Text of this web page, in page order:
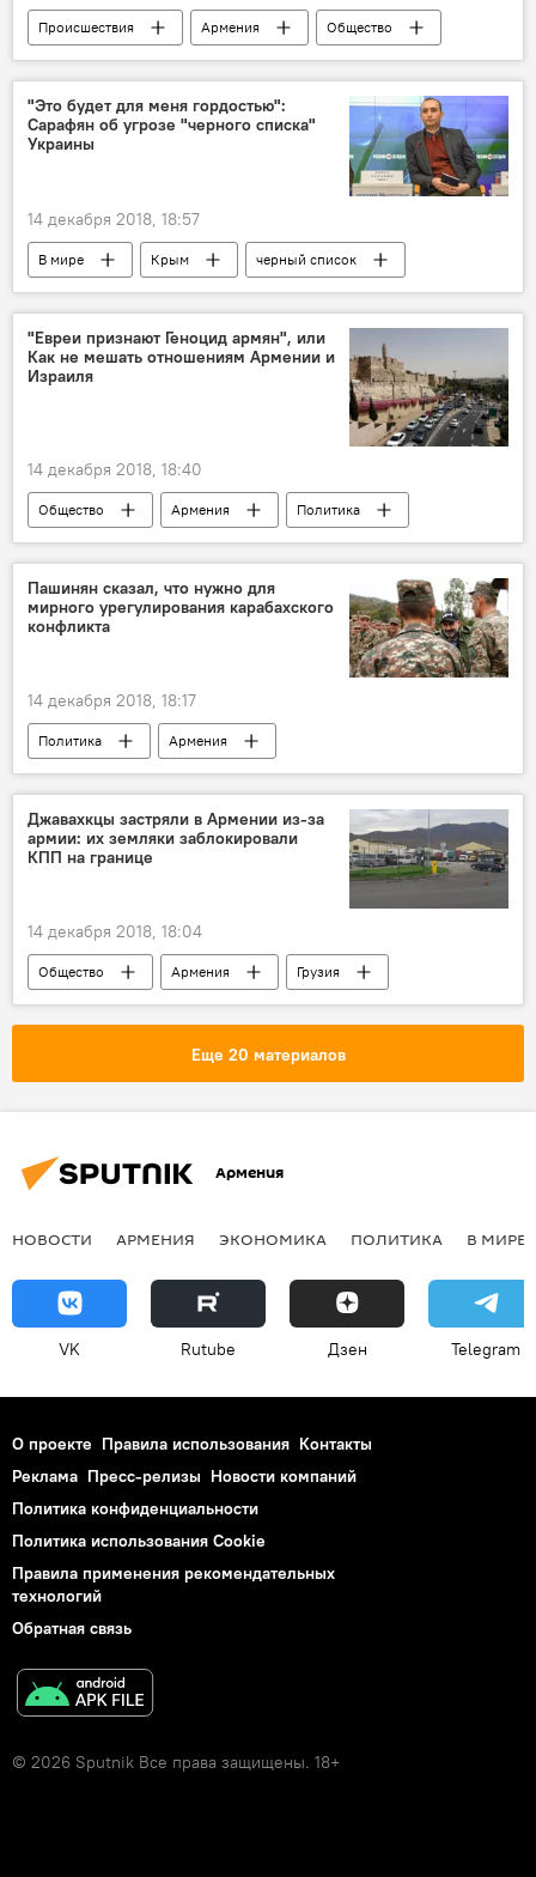
Происшествия Армения
Общество
ДТП
Сюник
авария
следователи
Новости Армения
Происшествия и инциденты в Армении
"Это будет для меня гордостью":
Сарафян об угрозе "черного списка"
Украины
14 декабря 2018, 18:57
В мире Крым черный список
"Евреи признают Геноцид армян", или
Как не мешать отношениям Армении и
Израиля
14 декабря 2018, 18:40
Общество Армения Политика
Пашинян сказал, что нужно для
мирного урегулирования карабахского
конфликта
14 декабря 2018, 18:17
Политика
Армения
Нагорный Карабах
Пашинян Никол
карабахский конфликт
урегулирование
Джавахкцы застряли в Армении из-за
армии: их земляки заблокировали
КПП на границе
14 декабря 2018, 18:04
Общество Армения Грузия
Еще 20 материалов
Армения
НОВОСТИ АРМЕНИЯ ЭКОНОМИКА ПОЛИТИКА В МИРЕ
VK Rutube Дзен Telegram
О проекте Правила использования Контакты
Реклама Пресс-релизы Новости компаний
Политика конфиденциальности
Политика использования Cookie
Правила применения рекомендательных
технологий
Обратная связь
© 2026 Sputnik Все права защищены. 18+